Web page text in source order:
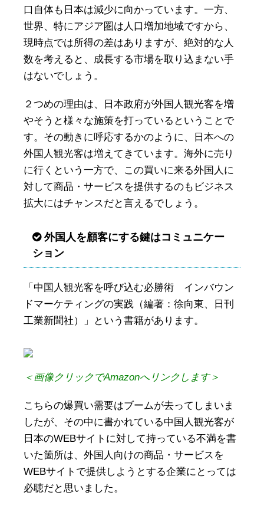
口自体も日本は減少に向かっています。一方、
世界、特にアジア圏は人口増加地域ですから、
現時点では所得の差はありますが、絶対的な人
数を考えると、成長する市場を取り込まない手
はないでしょう。
２つめの理由は、日本政府が外国人観光客を増
やそうと様々な施策を打っているということで
す。その動きに呼応するかのように、日本への
外国人観光客は増えてきています。海外に売り
に行くという一方で、この買いに来る外国人に
対して商品・サービスを提供するのもビジネス
拡大にはチャンスだと言えるでしょう。
外国人を顧客にする鍵はコミュニケー
ション
「中国人観光客を呼び込む必勝術 インバウン
ドマーケティングの実践（編著：徐向東、日刊
工業新聞社）」という書籍があります。
＜画像クリックでAmazonへリンクします＞
こちらの爆買い需要はブームが去ってしまいま
したが、その中に書かれている中国人観光客が
日本のWEBサイトに対して持っている不満を書
いた箇所は、外国人向けの商品・サービスを
WEBサイトで提供しようとする企業にとっては
必聴だと思いました。